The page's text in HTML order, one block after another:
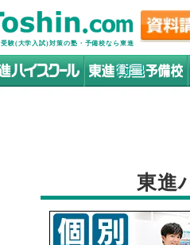
験(大学入試)対策の塾・予備校なら東進
東進